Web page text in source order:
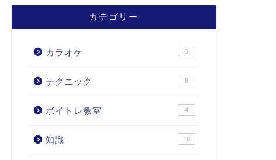
カテゴリー
カラオケ 3
テクニック 8
ボイトレ教室 4
知識 10